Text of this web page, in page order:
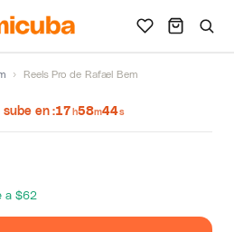
› Reels Pro de Rafael Bem
sube en 17h58m43s
a $62